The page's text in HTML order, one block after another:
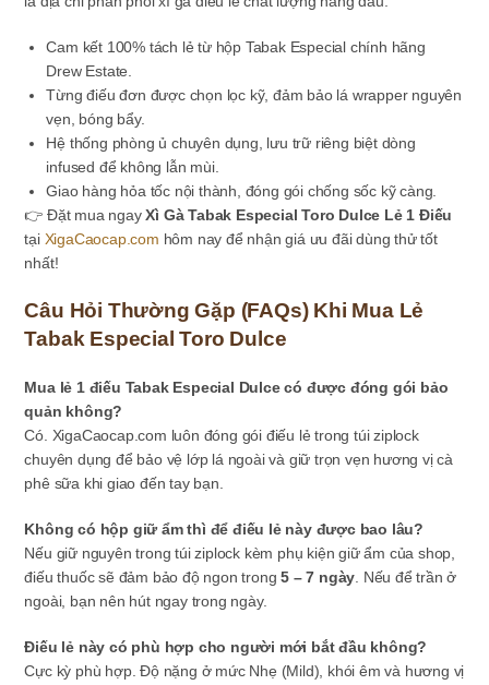
Cam kết 100% tách lẻ từ hộp Tabak Especial chính hãng
Drew Estate.
Từng điếu đơn được chọn lọc kỹ, đảm bảo lá wrapper nguyên
vẹn, bóng bẩy.
Hệ thống phòng ủ chuyên dụng, lưu trữ riêng biệt dòng
infused để không lẫn mùi.
Giao hàng hỏa tốc nội thành, đóng gói chống sốc kỹ càng.
👉 Đặt mua ngayXì Gà Tabak Especial Toro Dulce Lẻ 1 Điếu
tại XigaCaocap.com hôm nay để nhận giá ưu đãi dùng thử tốt
nhất!
Câu Hỏi Thường Gặp (FAQs) Khi Mua Lẻ
Tabak Especial Toro Dulce
Mua lẻ 1 điếu Tabak Especial Dulce có được đóng gói bảo
quản không?
Có. XigaCaocap.com luôn đóng gói điếu lẻ trong túi ziplock
chuyên dụng để bảo vệ lớp lá ngoài và giữ trọn vẹn hương vị cà
phê sữa khi giao đến tay bạn.
Không có hộp giữ ẩm thì để điếu lẻ này được bao lâu?
Nếu giữ nguyên trong túi ziplock kèm phụ kiện giữ ẩm của shop,
điếu thuốc sẽ đảm bảo độ ngon trong5 – 7 ngày. Nếu để trần ở
ngoài, bạn nên hút ngay trong ngày.
Điếu lẻ này có phù hợp cho người mới bắt đầu không?
Cực kỳ phù hợp. Độ nặng ở mức Nhẹ (Mild), khói êm và hương vị